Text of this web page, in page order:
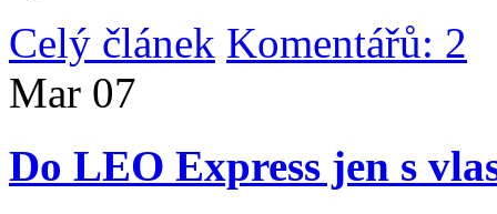
Celý článek Komentářů: 2
Mar 07
Do LEO Express jen s